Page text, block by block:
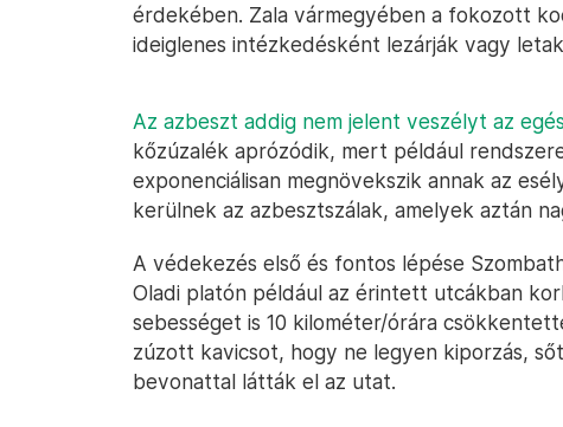
érdekében. Zala vármegyében a fokozott
ideiglenes intézkedésként lezárják vagy
Az azbeszt addig nem jelent veszélyt az
kőzúzalék aprózódik, mert például
exponenciálisan megnövekszik annak az
kerülnek az azbesztszálak, amelyek aztán
A védekezés első és fontos lépése
Oladi platón például az érintett utcákban
sebességet is 10 kilométer/órára
zúzott kavicsot, hogy ne legyen kiporzás,
bevonattal látták el az utat.